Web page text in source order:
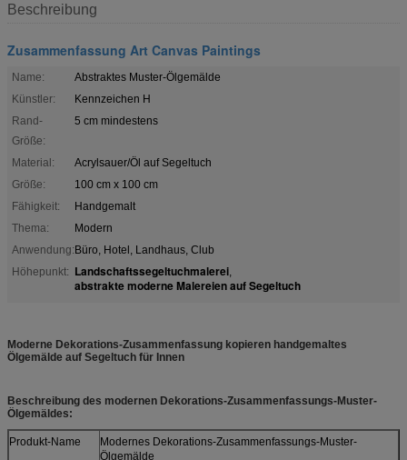
Beschreibung
Zusammenfassung Art Canvas Paintings
Name:
Abstraktes Muster-Ölgemälde
Künstler:
Kennzeichen H
Rand-
Größe:
5 cm mindestens
Material:
Acrylsauer/Öl auf Segeltuch
Größe:
100 cm x 100 cm
Fähigkeit:
Handgemalt
Thema:
Modern
Anwendung:Büro, Hotel, Landhaus, Club
Höhepunkt: Landschaftssegeltuchmalerei,
abstrakte moderne Malereien auf Segeltuch
Moderne Dekorations-Zusammenfassung kopieren handgemaltes
Ölgemälde auf Segeltuch für Innen
Beschreibung des modernen Dekorations-Zusammenfassungs-Muster-
Ölgemäldes:
Produkt-Name
Modernes Dekorations-Zusammenfassungs-Muster-
Ölgemälde